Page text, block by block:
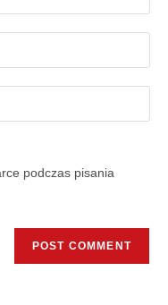
podczas pisania